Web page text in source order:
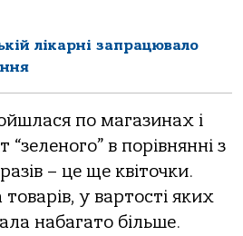
лікарні запрацювало
по магазинах і
“зеленого” в порівнянні з
– це ще квіточки.
у вартості яких
набагато більше.